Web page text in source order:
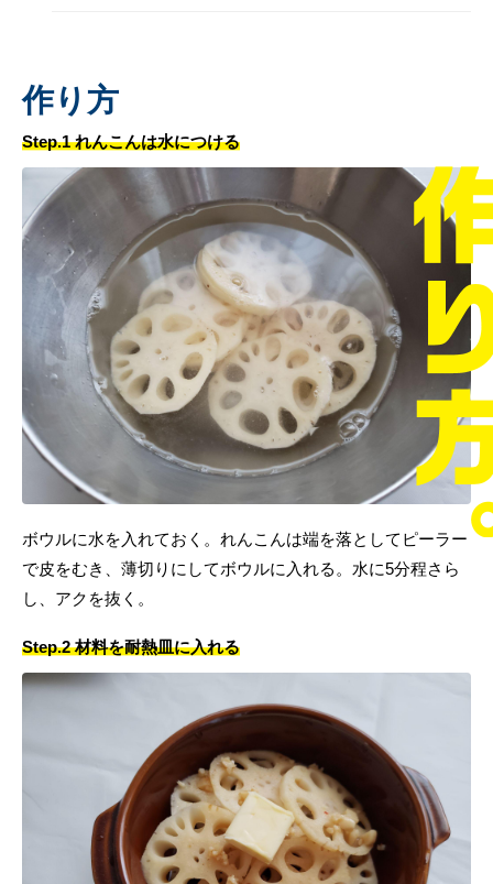
作り方
Step.1 れんこんは水につける
ボウルに水を入れておく。れんこんは端を落としてピーラー
で皮をむき、薄切りにしてボウルに入れる。水に5分程さら
し、アクを抜く。
Step.2 材料を耐熱皿に入れる